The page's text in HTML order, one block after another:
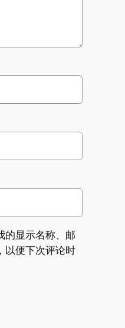
的显示名称、邮
以便下次评论时